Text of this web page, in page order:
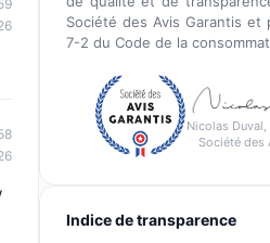
Société des Avis Garantis et
7-2 du Code de la
Nicolas
Société des
Indice de transparence